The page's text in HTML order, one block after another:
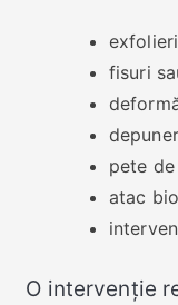
fisuri
pete
atac
O intervenție